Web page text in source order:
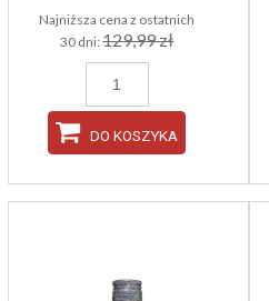
Najniższa cena z ostatnich
30 dni:129,99 zł
DO KOSZYKA